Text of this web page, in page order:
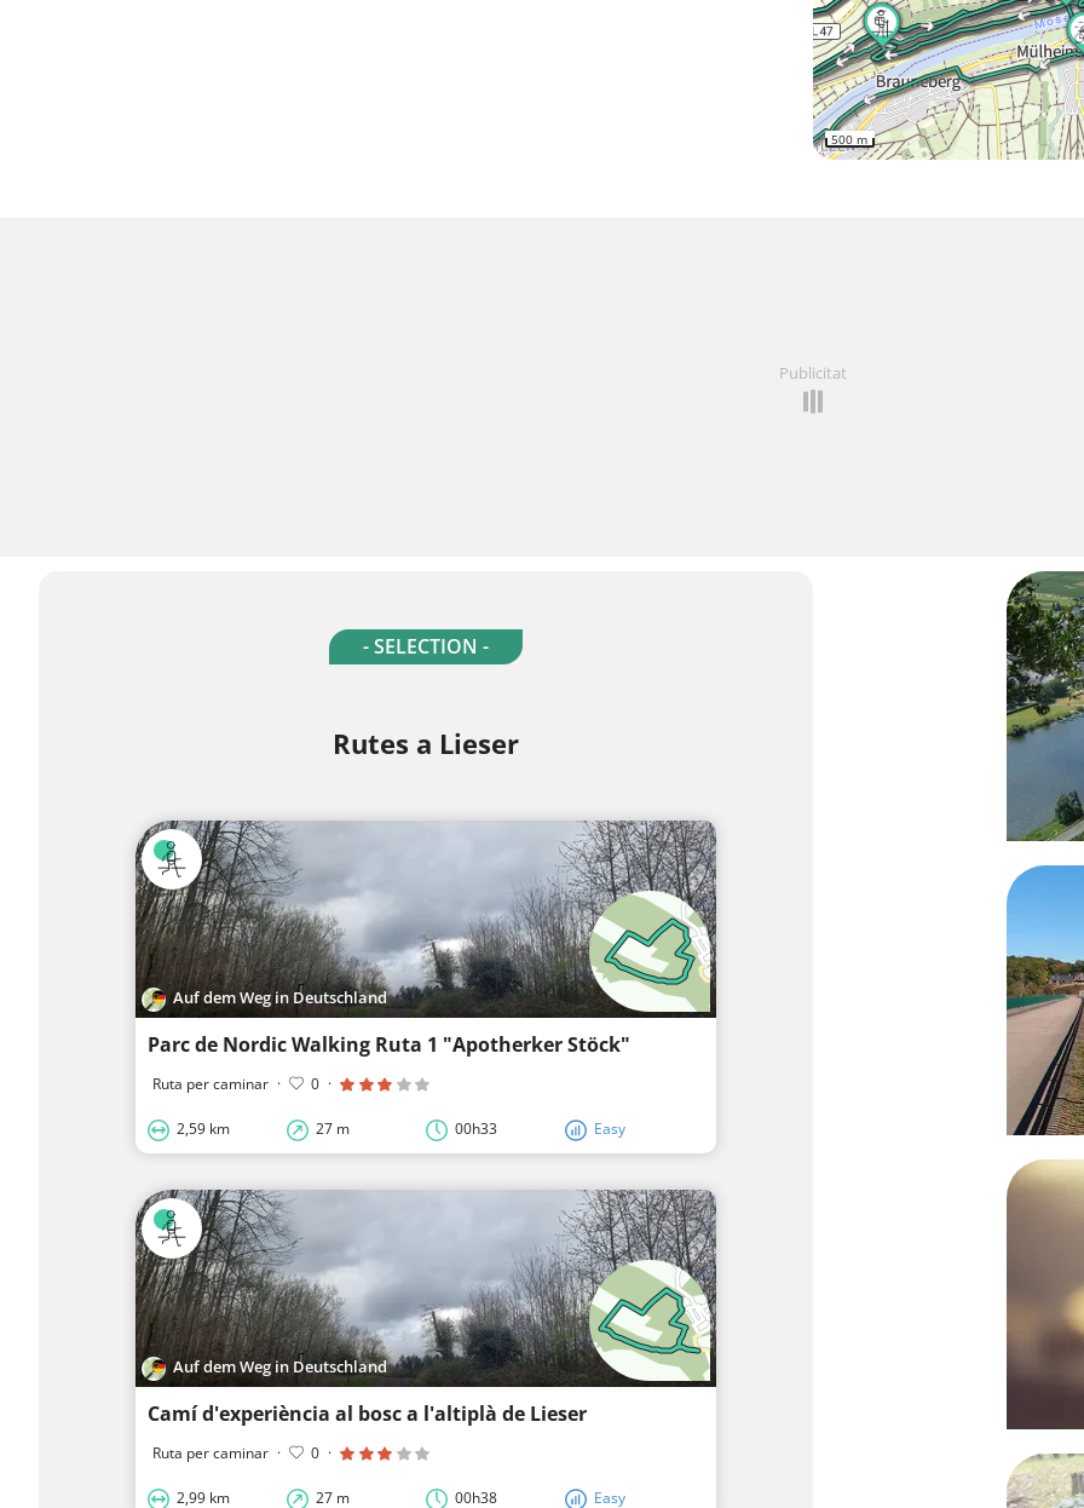
500 m
Publicitat
- SELECTION -
Rutes a Lieser
Auf dem Weg in Deutschland
Parc de Nordic Walking Ruta 1 "Apotherker Stöck"
Ruta per caminar · 0 ·
2,59 km 27 m 00h33 Easy
Auf dem Weg in Deutschland
Camí d'experiència al bosc a l'altiplà de Lieser
Ruta per caminar · 0 ·
2,99 km 27 m 00h38 Easy